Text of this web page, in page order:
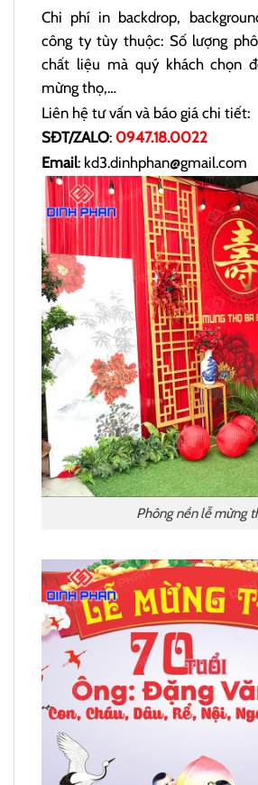
Chi phí in backdrop,
công ty tùy thuộc: Số lượng
chất liệu mà quý khách chọn
mừng thọ,…
Liên hệ tư vấn và báo giá chi tiết:
SĐT/ZALO: 0947.18.0022
Email: kd3.dinhphan@gmail.com
Phông nền lễ mừng